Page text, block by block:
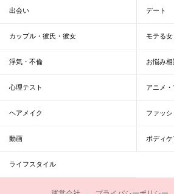
出会い デート
カップル・彼氏・彼女 モテる
浮気・不倫 お悩み相
心理テスト アニメ
ヘアメイク ファッシ
動画 ボディケ
ライフスタイル